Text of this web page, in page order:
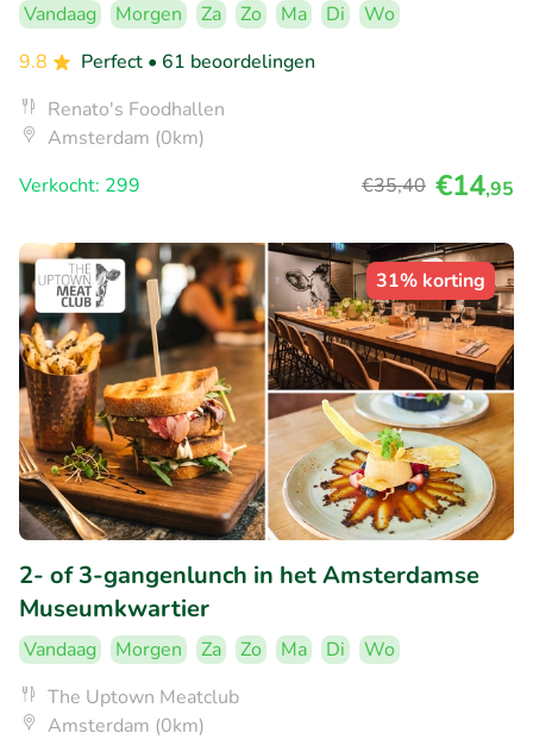
Vandaag Morgen Za Zo Ma Di
Wo
9.8
Perfect • 61 beoordelingen
Renato's Foodhallen
Amsterdam (0km)
Verkocht: 299
€35,40 €14,95
31% korting
2- of 3-gangenlunch in het Amsterdamse
Museumkwartier
Vandaag Morgen Za Zo Ma Di
Wo
The Uptown Meatclub
Amsterdam (0km)